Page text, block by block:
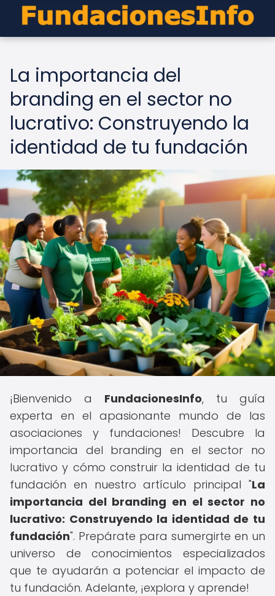
La importancia del
branding en el sector no
lucrativo: Construyendo la
identidad de tu fundación
¡Bienvenido a FundacionesInfo, tu guía
experta en el apasionante mundo de las
asociaciones y fundaciones! Descubre la
importancia del branding en el sector no
lucrativo y cómo construir la identidad de tu
fundación en nuestro artículo principal "La
importancia del branding en el sector no
lucrativo: Construyendo la identidad de tu
fundación". Prepárate para sumergirte en un
universo de conocimientos especializados
que te ayudarán a potenciar el impacto de
tu fundación. Adelante, ¡explora y aprende!